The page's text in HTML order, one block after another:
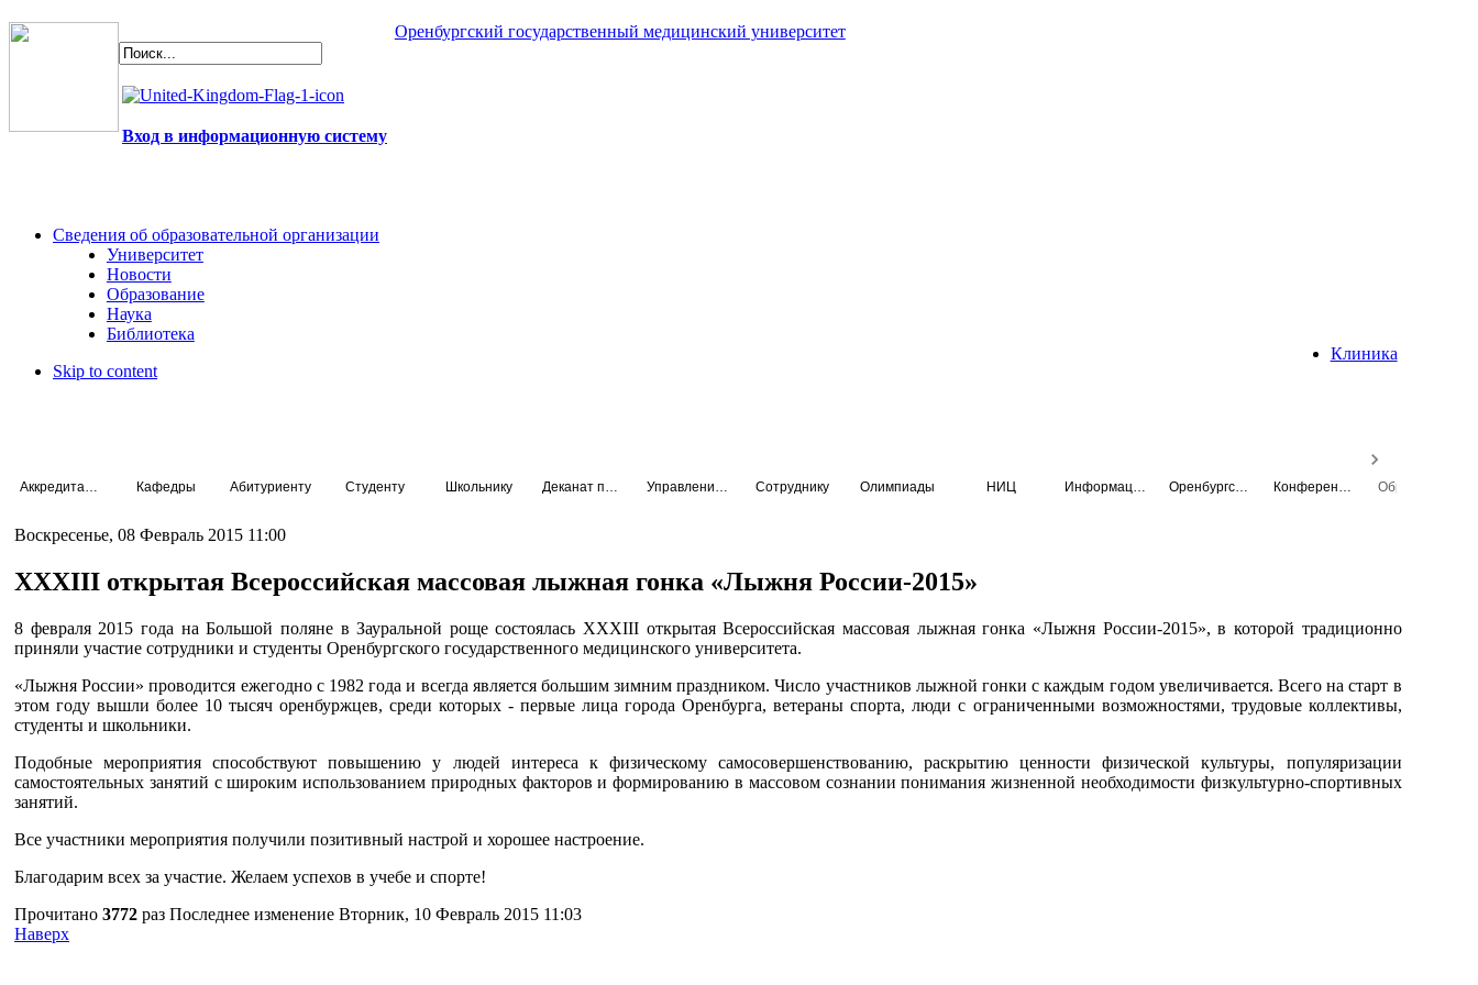
Оренбургский государственный медицинский университет
Вход в информационную систему
Сведения об образовательной организации
Университет
Новости
Образование
Наука
Библиотека
Клиника
Skip to content
Кафедры Абитуриенту Студенту Школьнику Сотруднику Олимпиады НИЦ
Воскресенье, 08 Февраль 2015 11:00
XXXIII открытая Всероссийская массовая лыжная гонка «Лыжня России-2015»
8 февраля 2015 года на Большой поляне в Зауральной роще состоялась XXXIII открытая Всероссийская массовая лыжная гонка «Лыжня России-2015», в которой традиционно
приняли участие сотрудники и студенты Оренбургского государственного медицинского университета.
«Лыжня России» проводится ежегодно с 1982 года и всегда является большим зимним праздником. Число участников лыжной гонки с каждым годом увеличивается. Всего на старт в
этом году вышли более 10 тысяч оренбуржцев, среди которых - первые лица города Оренбурга, ветераны спорта, люди с ограниченными возможностями, трудовые коллективы,
студенты и школьники.
Подобные мероприятия способствуют повышению у людей интереса к физическому самосовершенствованию, раскрытию ценности физической культуры, популяризации
самостоятельных занятий с широким использованием природных факторов и формированию в массовом сознании понимания жизненной необходимости физкультурно-спортивных
занятий.
Все участники мероприятия получили позитивный настрой и хорошее настроение.
Благодарим всех за участие. Желаем успехов в учебе и спорте!
Прочитано 3772 раз Последнее изменение Вторник, 10 Февраль 2015 11:03
Наверх